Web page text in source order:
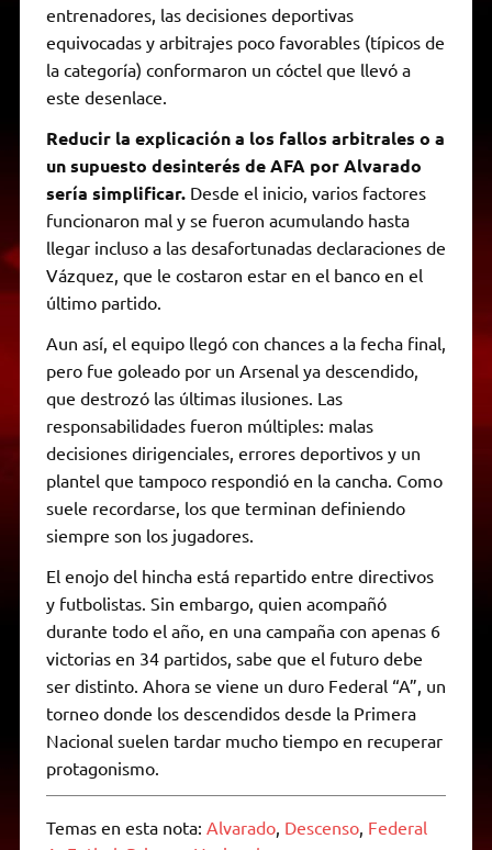
entrenadores, las decisiones deportivas
equivocadas y arbitrajes poco favorables (típicos de
la categoría) conformaron un cóctel que llevó a
este desenlace.
Reducir la explicación a los fallos arbitrales o a
un supuesto desinterés de AFA por Alvarado
sería simplificar. Desde el inicio, varios factores
funcionaron mal y se fueron acumulando hasta
llegar incluso a las desafortunadas declaraciones de
Vázquez, que le costaron estar en el banco en el
último partido.
Aun así, el equipo llegó con chances a la fecha final,
pero fue goleado por un Arsenal ya descendido,
que destrozó las últimas ilusiones. Las
responsabilidades fueron múltiples: malas
decisiones dirigenciales, errores deportivos y un
plantel que tampoco respondió en la cancha. Como
suele recordarse, los que terminan definiendo
siempre son los jugadores.
El enojo del hincha está repartido entre directivos
y futbolistas. Sin embargo, quien acompañó
durante todo el año, en una campaña con apenas 6
victorias en 34 partidos, sabe que el futuro debe
ser distinto. Ahora se viene un duro Federal “A”, un
torneo donde los descendidos desde la Primera
Nacional suelen tardar mucho tiempo en recuperar
protagonismo.
Temas en esta nota: Alvarado, Descenso, Federal